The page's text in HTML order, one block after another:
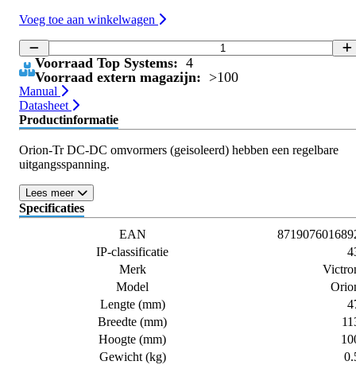
Voeg toe aan winkelwagen
Voorraad Top Systems: 4
Voorraad extern magazijn: >100
Manual
Datasheet
Productinformatie
Orion-Tr DC-DC omvormers (geisoleerd) hebben een regelbare
uitgangsspanning.
Lees meer
Specificaties
EAN
IP-classificatie
Merk
Model
Lengte (mm)
Breedte (mm)
Hoogte (mm)
Gewicht (kg)